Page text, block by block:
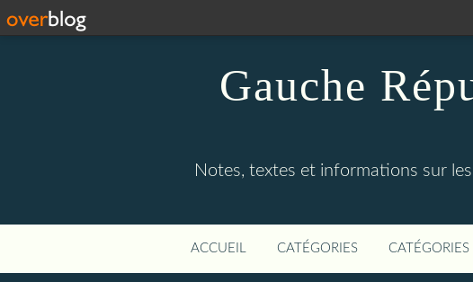
Gauche
Notes, textes et informations sur
ACCUEIL CATÉGORIES CATÉGORIES